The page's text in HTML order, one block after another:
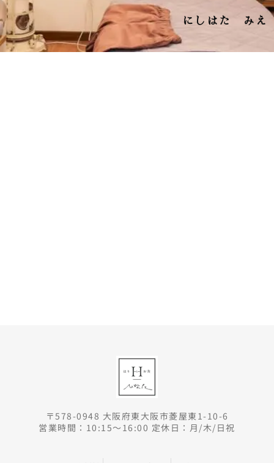
にしはた みえ
〒578-0948 大阪府東大阪市菱屋東1-10-6
営業時間：10:15～16:00 定休日：月/木/日祝